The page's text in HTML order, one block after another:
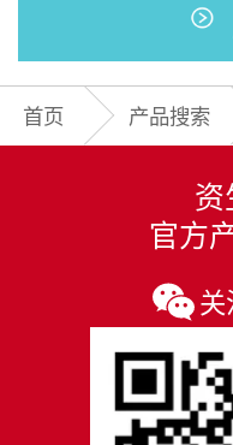
首页 产品搜索
官方